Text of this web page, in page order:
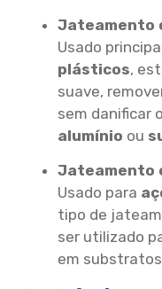
Jateamento
Usado
plásticos,
suave,
sem danificar
alumínio ou
Jateamento
Usado para
tipo de
ser utilizado
em